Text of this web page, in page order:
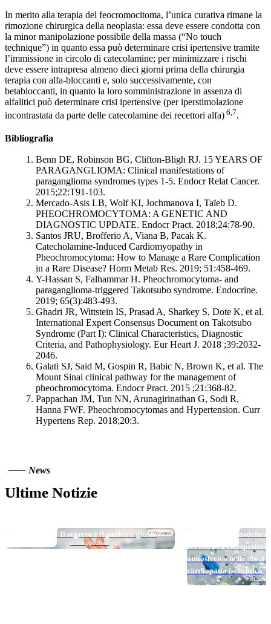
In merito alla terapia del feocromocitoma, l’unica curativa rimane la
rimozione chirurgica della neoplasia: essa deve essere condotta con
la minor manipolazione possibile della massa (“No touch
technique”) in quanto essa può determinare crisi ipertensive tramite
l’immissione in circolo di catecolamine; per minimizzare i rischi
deve essere intrapresa almeno dieci giorni prima della chirurgia
terapia con alfa-bloccanti e, solo successivamente, con
betabloccanti, in quanto la loro somministrazione in assenza di
alfalitici può determinare crisi ipertensive (per iperstimolazione
incontrastata da parte delle catecolamine dei recettori alfa) 6,7.
Bibliografia
Benn DE, Robinson BG, Clifton-Bligh RJ. 15 YEARS OF
PARAGANGLIOMA: Clinical manifestations of
paraganglioma syndromes types 1-5. Endocr Relat Cancer.
2015;22:T91-103.
Mercado-Asis LB, Wolf KI, Jochmanova I, Taïeb D.
PHEOCHROMOCYTOMA: A GENETIC AND
DIAGNOSTIC UPDATE. Endocr Pract. 2018;24:78-90.
Santos JRU, Brofferio A, Viana B, Pacak K.
Catecholamine-Induced Cardiomyopathy in
Pheochromocytoma: How to Manage a Rare Complication
in a Rare Disease? Horm Metab Res. 2019; 51:458-469.
Y-Hassan S, Falhammar H. Pheochromocytoma- and
paraganglioma-triggered Takotsubo syndrome. Endocrine.
2019; 65(3):483-493.
Ghadri JR, Wittstein IS, Prasad A, Sharkey S, Dote K, et al.
International Expert Consensus Document on Takotsubo
Syndrome (Part I): Clinical Characteristics, Diagnostic
Criteria, and Pathophysiology. Eur Heart J. 2018 ;39:2032-
2046.
Galati SJ, Said M, Gospin R, Babic N, Brown K, et al. The
Mount Sinai clinical pathway for the management of
pheochromocytoma. Endocr Pract. 2015 ;21:368-82.
Pappachan JM, Tun NN, Arunagirinathan G, Sodi R,
Hanna FWF. Pheochromocytomas and Hypertension. Curr
Hypertens Rep. 2018;20:3.
News
Ultime Notizie
Long DAPT…? Il segreto è il paziente giusto
di Filippo Stazi
Micro e nanoplastiche
coronarica ed
atmosferico nelle
cardiopatia ischemica
di